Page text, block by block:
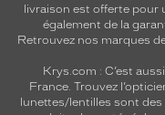
livraison est offerte pour
également de la
Retrouvez nos marques
Krys.com : C’est
France. Trouvez
lunettes/lentilles sont